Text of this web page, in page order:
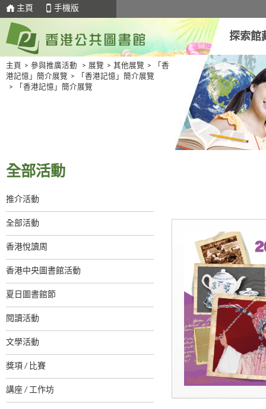
主頁 手機版
探索館
主頁 > 參與推廣活動 > 展覽 > 其他展覽 >
「香
港記憶」簡介展覽 >
「香港記憶」簡介展覽
>
「香港記憶」簡介展覽
全部活動
推介活動
全部活動
香港悅讀周
香港中央圖書館活動
夏日圖書館節
閱讀活動
文學活動
獎項 / 比賽
講座 / 工作坊